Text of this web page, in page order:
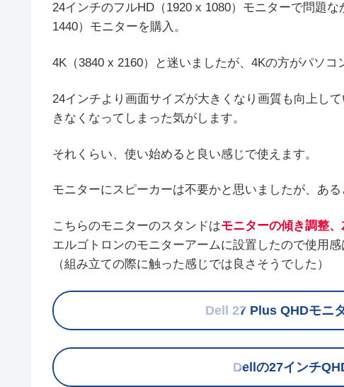
24インチのフルHD（1920 x 1080）モニターで問題
1440）モニターを購入。
4K（3840 x 2160）と迷いましたが、4Kの方がパソコ
24インチより画面サイズが大きくなり画質も向上し
きなくなってしまった気がします。
それくらい、使い始めると良い感じで使えます。
モニターにスピーカーは不要かと思いましたが、あ
こちらのモニターのスタンドはモニターの傾き調整
エルゴトロンのモニターアームに設置したので使用感
（組み立ての際に触った感じでは良さそうでした）
Dell 27 Plus QHDモニ
Dellの27インチ